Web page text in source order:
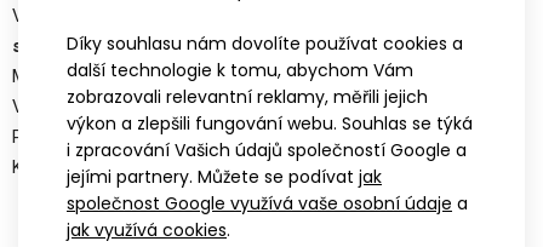
Díky souhlasu nám dovolíte používat cookies a
další technologie k tomu, abychom Vám
zobrazovali relevantní reklamy, měřili jejich
výkon a zlepšili fungování webu. Souhlas se týká
i zpracování Vašich údajů společností Google a
jejími partnery. Můžete se podívat jak
společnost Google využívá vaše osobní údaje a
jak využívá cookies.
V oblečení ATEX jste tedy mohli vidět celou
sportovních hvězd- Kateřinu Neumanovou, Lukáše Bauera,
Martinu Sáblíkovou, Martina Koukala, Ondřeje Synka, Petra
Vabrouška, Standu Řezáče, Evu Samkovou, Jiřího BJP
Procházku, Gabrielu Soukalovou, Markétu Davidovou, Michala
Krčmáře a mnoho dalších.